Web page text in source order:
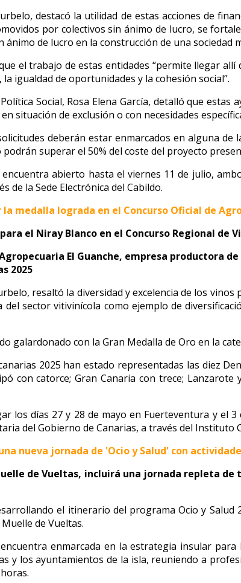
destacó la utilidad de estas acciones de
por colectivos sin ánimo de lucro, se
de lucro en la construcción de una sociedad
el trabajo de estas entidades “permite llegar
igualdad de oportunidades y la cohesión social”.
Social, Rosa Elena García, detalló que
situación de exclusión o con necesidades
deberán estar enmarcados en alguna
superar el 50% del coste del proyecto
abierto hasta el viernes 11 de julio,
de la Sede Electrónica del Cabildo.
medalla lograda en el Concurso Oficial de
el Niray Blanco en el Concurso Regional de
El Guanche, empresa productora
2025
resaltó la diversidad y excelencia de los
sector vitivinícola como ejemplo de
galardonado con la Gran Medalla de Oro en la
2025 han estado representadas las diez
con catorce; Gran Canaria con trece;
los días 27 y 28 de mayo en Fuerteventura y
del Gobierno de Canarias, a través del Instituto
nueva jornada de 'Ocio y Salud' con
de Vueltas, incluirá una jornada repleta
el itinerario del programa Ocio y
de Vueltas.
enmarcada en la estrategia insular
y los ayuntamientos de la isla, reuniendo a